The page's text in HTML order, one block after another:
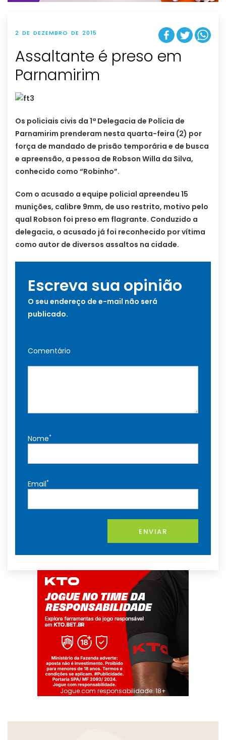
2 DE DEZEMBRO DE 2015
Assaltante é preso em
Os policiais civis da 1ª Delegacia de Polícia de
Parnamirim prenderam nesta quarta-feira (2) por
força de mandado de prisão temporária e de busca
e apreensão, a pessoa de Robson Willa da Silva,
conhecido como “Robinho”.
Com o acusado a equipe policial apreendeu 15
munições, calibre 9mm, de uso restrito, motivo pelo
qual Robson foi preso em flagrante. Conduzido a
delegacia, o acusado já foi reconhecido por vítima
como autor de diversos assaltos na cidade.
Escreva sua opinião
O seu endereço de e-mail não será
publicado.
Comentário
Nome*
Email*
ENVIAR
Jogue com responsabilidade. 18+